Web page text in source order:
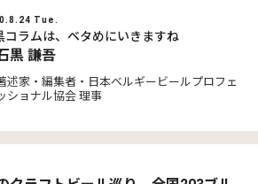
Tue.
コラムは、ベタめにいきますね
黒 謙吾
述家・編集者・日本ベルギービールプロフェ
ショナル協会 理事